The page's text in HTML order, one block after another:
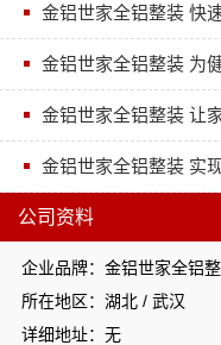
金铝世家全铝整装 快
金铝世家全铝整装 为
金铝世家全铝整装 让
金铝世家全铝整装 实
公司资料
企业品牌：金铝世家全铝
所在地区：湖北 / 武汉
详细地址：无